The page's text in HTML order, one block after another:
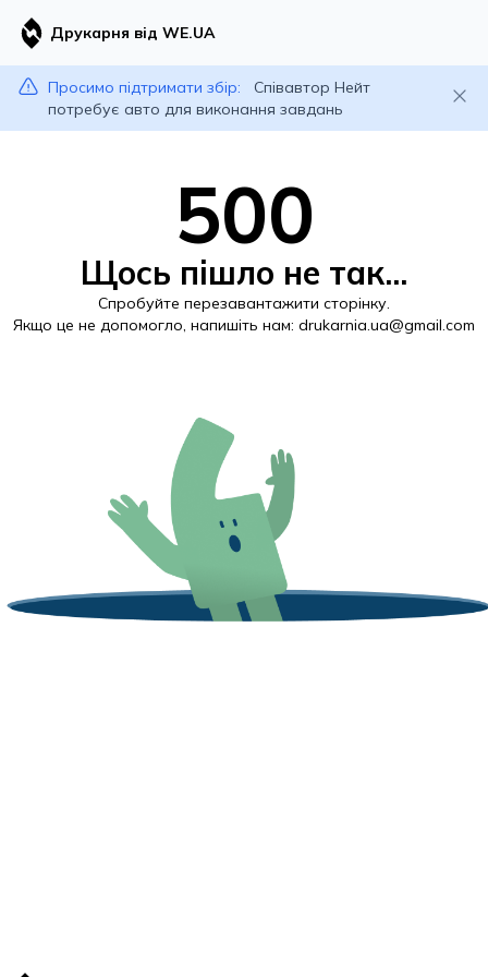
Друкарня від WE.UA
Просимо підтримати збір:
Співавтор Нейт
потребує авто для виконання завдань
500
Щось пішло не так...
Спробуйте перезавантажити сторінку.
Якщо це не допомогло, напишіть нам: drukarnia.ua@gmail.com